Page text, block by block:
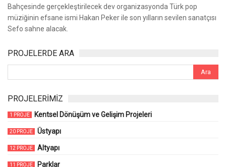
yeniden vatandaşlarla buluştu. En son 2019 yılında gerçekleştirilen
ve pandemi ile mücbir sebepler nedeniyle ara verilen dev
organizasyon, 2 Ağustos 2026 Pazar günü Dede Yaylası’nda